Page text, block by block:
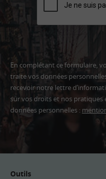
En complétant ce formulaire,
traite vos données
recevoir notre lettre
sur vos droits et nos
données personnelles :
Adresse
Outils